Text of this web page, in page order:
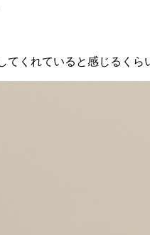
てくれている と感じるくら